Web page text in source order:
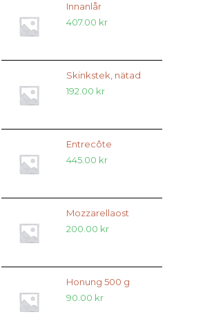
Innanlår
407.00 kr
Skinkstek, nätad
192.00 kr
Entrecôte
445.00 kr
Mozzarellaost
200.00 kr
Honung 500 g
90.00 kr